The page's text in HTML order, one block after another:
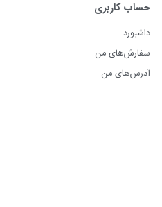
حساب کاربری
داشبورد
سفارش‌های من
آدرس‌های من